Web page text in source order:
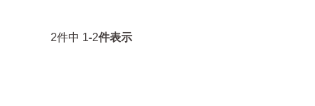
2件中 1-2件表示